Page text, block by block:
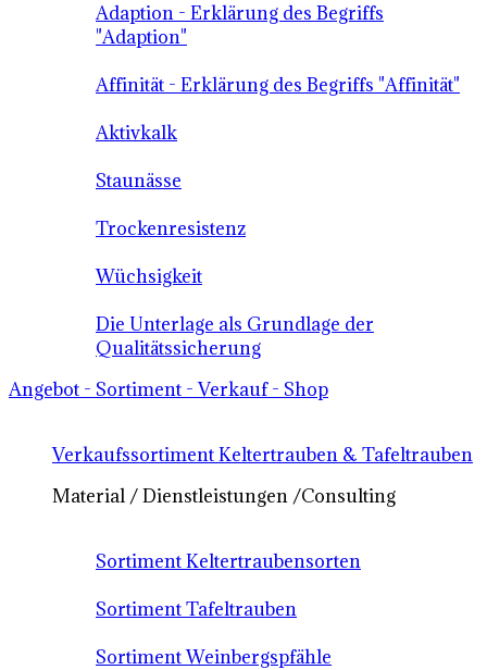
Adaption - Erklärung des Begriffs
"Adaption"
Affinität - Erklärung des Begriffs "Affinität"
Aktivkalk
Staunässe
Trockenresistenz
Wüchsigkeit
Die Unterlage als Grundlage der
Qualitätssicherung
Angebot - Sortiment - Verkauf - Shop
Verkaufssortiment Keltertrauben & Tafeltrauben
Material / Dienstleistungen /Consulting
Sortiment Keltertraubensorten
Sortiment Tafeltrauben
Sortiment Weinbergspfähle